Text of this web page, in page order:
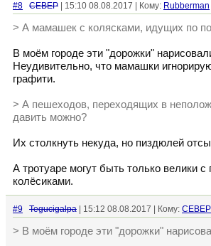
#8 CEBEP | 15:10 08.08.2017 | Кому: Rubberman
> А мамашек с колясками, идущих по
В моём городе эти "дорожки"
Неудивительно, что мамашки
графити.
> А пешеходов, переходящих в
давить можно?
Их столкнуть некуда, но пиздюлей
А тротуаре могут быть только велики
колёсиками.
#9 Tegucigalpa | 15:12 08.08.2017 | Кому: CEBEP
> В моём городе эти "дорожки"